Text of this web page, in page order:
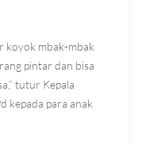
koyok mbak-mbak
pintar dan bisa
tutur Kepala
kepada para anak